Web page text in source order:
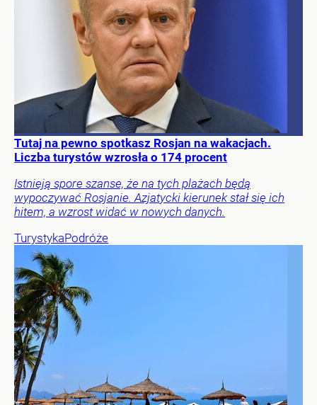
Tutaj na pewno spotkasz Rosjan na wakacjach.
Liczba turystów wzrosła o 174 procent
Istnieją spore szanse, że na tych plażach będą
wypoczywać Rosjanie. Azjatycki kierunek stał się ich
hitem, a wzrost widać w nowych danych.
TurystykaPodróże